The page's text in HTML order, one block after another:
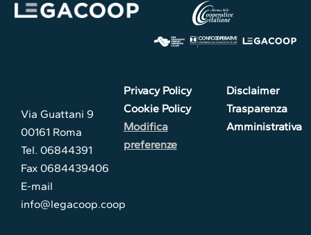
Via Guattani 9
00161 Roma
Tel. 06844391
Fax 0684439406
E-mail
info@legacoop.coop
Privacy Policy
Cookie Policy
Modifica
preferenze
Disclaimer
Trasparenza
Amministrativa